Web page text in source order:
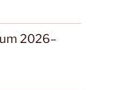
2026–